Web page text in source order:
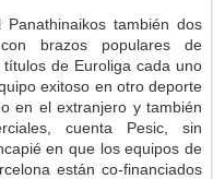
también dos
brazos populares de
de Euroliga cada uno
exitoso en otro deporte
en el extranjero y también
cuenta Pesic, sin
en que los equipos de
están co-financiados